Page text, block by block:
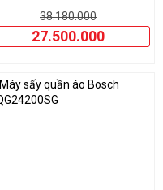
38.180.000
27.500.000